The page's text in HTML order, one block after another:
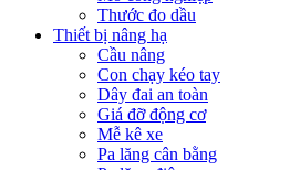
Thước đo dầu
Thiết bị nâng hạ
Cầu nâng
Con chạy kéo tay
Dây đai an toàn
Giá đỡ động cơ
Mễ kê xe
Pa lăng cân bằng